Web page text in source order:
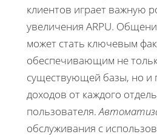
клиентов играет важную
увеличения ARPU.
может стать ключевым
обеспечивающим не
существующей базы, но
доходов от каждого
пользователя.
обслуживания с